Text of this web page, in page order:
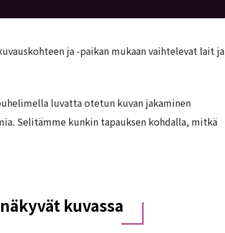
ja -paikan mukaan vaihtelevat lait ja
luvatta otetun kuvan jakaminen
Selitämme kunkin tapauksen kohdalla, mitkä
kuvassa